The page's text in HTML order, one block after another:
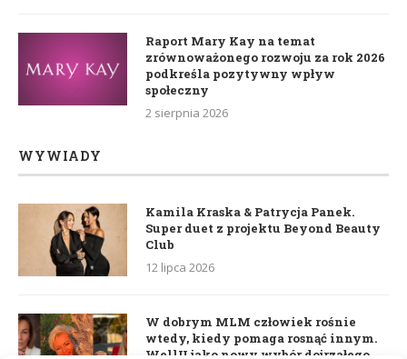
Raport Mary Kay na temat
zrównoważonego rozwoju za rok 2026
podkreśla pozytywny wpływ
społeczny
2 sierpnia 2026
WYWIADY
Kamila Kraska & Patrycja Panek.
Super duet z projektu Beyond Beauty
Club
12 lipca 2026
W dobrym MLM człowiek rośnie
wtedy, kiedy pomaga rosnąć innym.
WellU jako nowy wybór dojrzałego